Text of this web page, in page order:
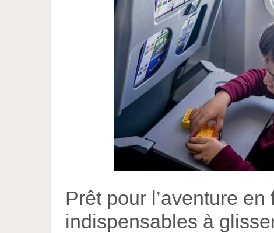
Prêt pour l’aventure en
indispensables à